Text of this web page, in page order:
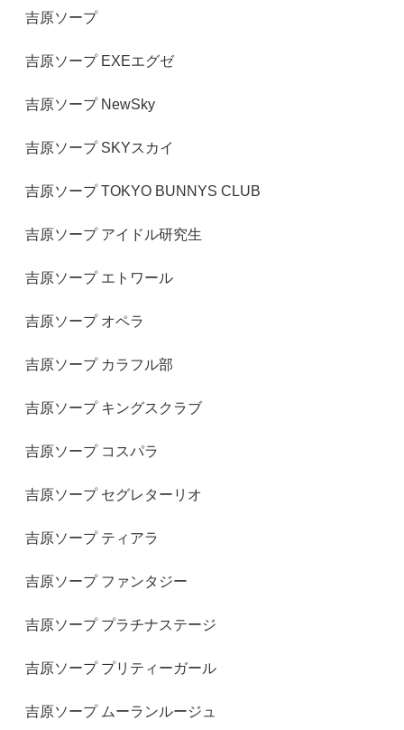
吉原ソープ
吉原ソープ EXEエグゼ
吉原ソープ NewSky
吉原ソープ SKYスカイ
吉原ソープ TOKYO BUNNYS CLUB
吉原ソープ アイドル研究生
吉原ソープ エトワール
吉原ソープ オペラ
吉原ソープ カラフル部
吉原ソープ キングスクラブ
吉原ソープ コスパラ
吉原ソープ セグレターリオ
吉原ソープ ティアラ
吉原ソープ ファンタジー
吉原ソープ プラチナステージ
吉原ソープ プリティーガール
吉原ソープ ムーランルージュ